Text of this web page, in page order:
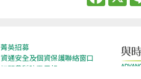
菁英招募
資通安全及個資保護聯絡窗口
訂閱農科院電子報